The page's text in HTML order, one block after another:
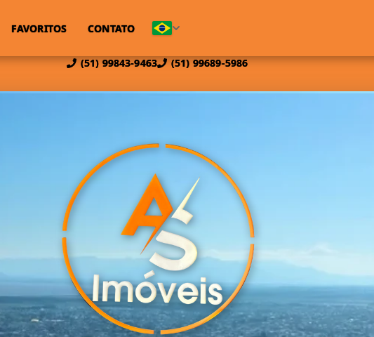
(51) 99843-9463 (51) 99689-5986
FAVORITOS CONTATO